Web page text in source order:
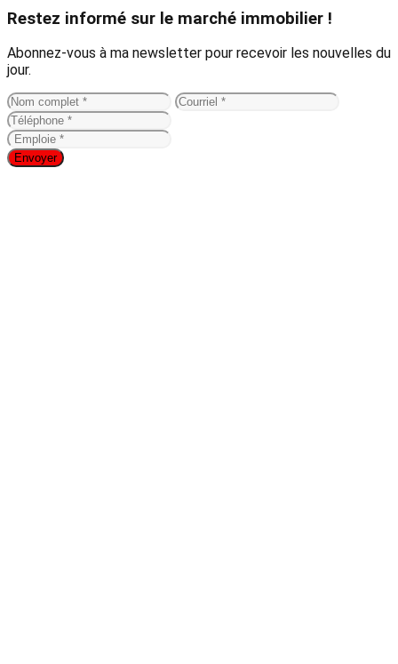
Restez informé sur le marché immobilier !
Abonnez-vous à ma newsletter pour recevoir les nouvelles du
jour.
Envoyer